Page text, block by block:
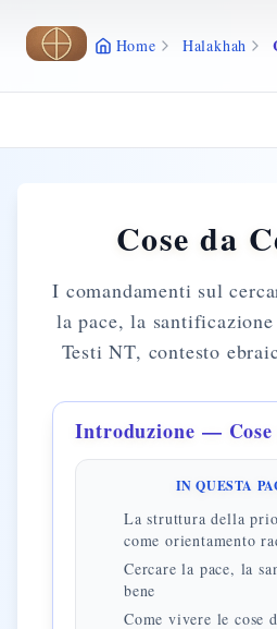
Vai al contenuto principale
Home Halakhah
Cose da
I comandamenti sul
la pace, la
Testi NT, contesto
Introduzione — Cose
IN QUESTA
La struttura della
come orientamento
Cercare la pace, la
bene
Come vivere le cose